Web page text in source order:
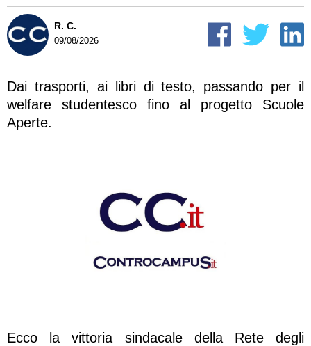
R. C.
09/08/2026
Dai trasporti, ai libri di testo, passando per il
welfare studentesco fino al progetto Scuole
Aperte.
Ecco la vittoria sindacale della Rete degli